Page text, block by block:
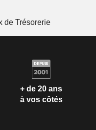
de Trésorerie
+ de 20 ans
à vos côtés